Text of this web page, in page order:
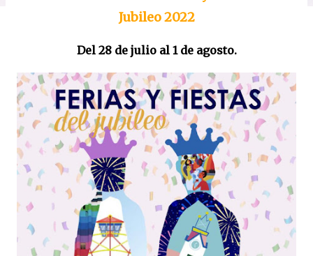
Jubileo 2022
Del 28 de julio al 1 de agosto.